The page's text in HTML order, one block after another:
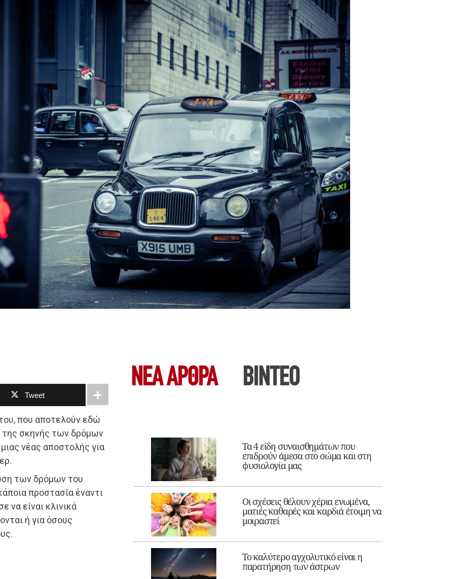
Tweet
του, που αποτελούν εδώ
της σκηνής των δρόμων
νέας αποστολής για
των δρόμων του
προστασία έναντι
να είναι κλινικά
ή για όσους
ΝΕΑ ΆΡΘΡΑ ΒΙΝΤΕΟ
Τα 4 είδη συναισθημάτων που
επιδρούν άμεσα στο σώμα και στη
φυσιολογία μας
Οι σχέσεις θέλουν χέρια ενωμένα,
ματιές καθαρές και καρδιά έτοιμη να
μοιραστεί
Το καλύτερο αγχολυτικό είναι η
παρατήρηση των άστρων